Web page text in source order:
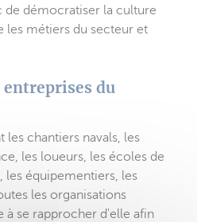
de démocratiser la culture
métiers du secteur et
entreprises du
les chantiers navals, les
les loueurs, les écoles de
les équipementiers, les
les organisations
à se rapprocher d'elle afin